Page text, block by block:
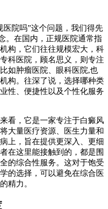
院吗”这个问题，我们得先
。在国内，正规医院通常指
构，它们往往规模宏大，科
科医院，顾名思义，则专注
如肿瘤医院、眼科医院,也
构。往深了说，选择哪种类
性、便捷性以及个性化服务
看，它是一家专注于白癜风
大量医疗资源、医生力量和
上，旨在提供更深入、更细
在这里能接触到的，都是围
的综合性服务。这对于饱受
的选择，可以避免在综合医
精力。